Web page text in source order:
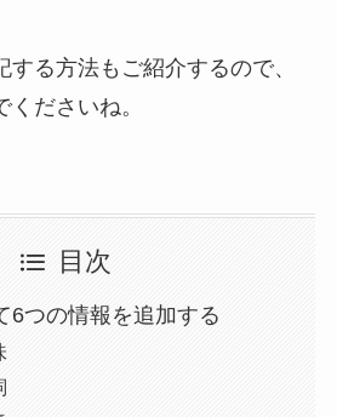
る方法もご紹介するので、
ださいね。
目次
6つの情報を追加する